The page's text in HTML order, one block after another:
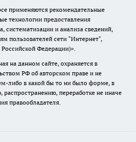
применяются рекомендательные
технологии предоставления
систематизации и анализа сведений,
пользователей сети "Интернет",
Федерации)».
на данном сайте, охраняется в
РФ об авторском праве и не
либо в какой бы то ни было форме, в
переработке не иначе
правообладателя.